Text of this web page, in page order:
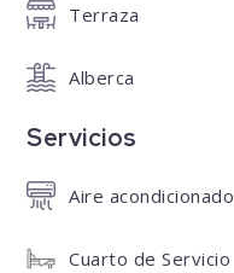
Terraza
Alberca
Servicios
Aire acondicionado
Cuarto de Servicio